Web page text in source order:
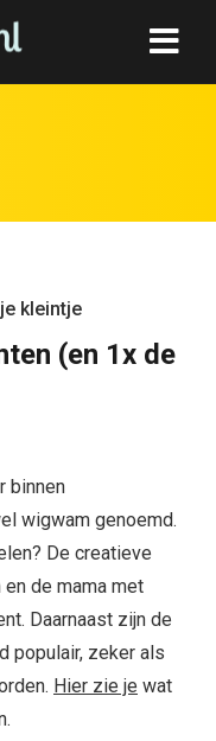
kleintje
(en 1x de
binnen
wigwam genoemd.
De creatieve
de mama met
Daarnaast zijn de
populair, zeker als
Hier zie je wat